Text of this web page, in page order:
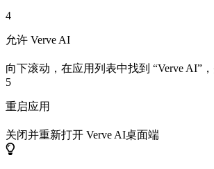
4
允许 Verve AI
向下滚动，在应用列表中找到 “Verve AI”
5
重启应用
关闭并重新打开 Verve AI桌面端